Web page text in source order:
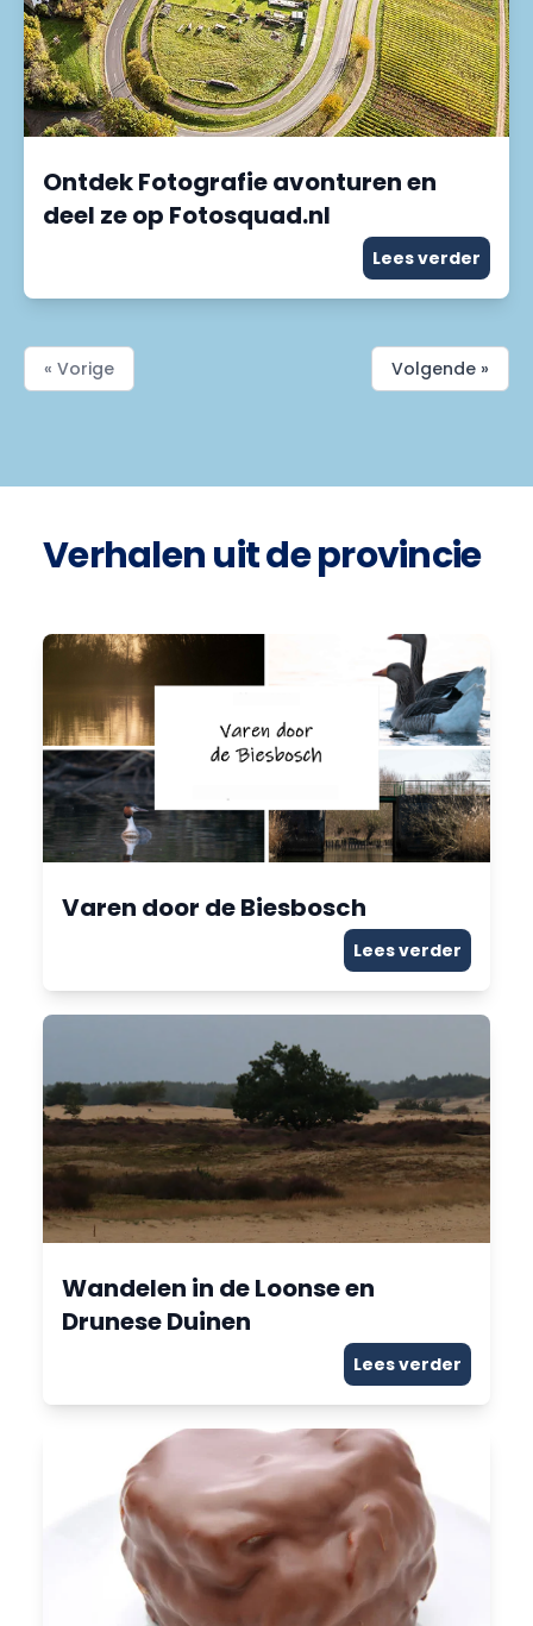
Ontdek Fotografie avonturen en
deel ze op Fotosquad.nl
Lees verder
« Vorige Volgende »
Verhalen uit de provincie
Varen door de Biesbosch
Lees verder
Wandelen in de Loonse en
Drunese Duinen
Lees verder